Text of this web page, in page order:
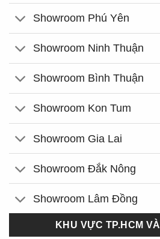
Showroom Phú Yên
Showroom Ninh Thuận
Showroom Bình Thuận
Showroom Kon Tum
Showroom Gia Lai
Showroom Đắk Nông
Showroom Lâm Đồng
KHU VỰC TP.HCM